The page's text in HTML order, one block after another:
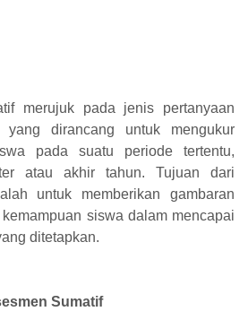
merujuk pada jenis pertanyaan
dirancang untuk mengukur
pada suatu periode tertentu,
atau akhir tahun. Tujuan dari
untuk memberikan gambaran
siswa dalam mencapai
ditetapkan.
Sumatif